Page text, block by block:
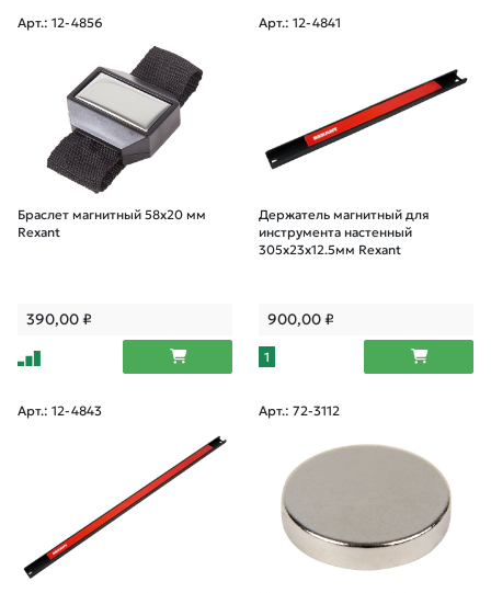
Арт.: 12-4856
Браслет магнитный 58х20 мм
Rexant
390,00₽
Арт.: 12-4841
Держатель магнитный для
инструмента настенный
305x23x12.5мм Rexant
900,00₽
1
Арт.: 12-4843 Арт.: 72-3112